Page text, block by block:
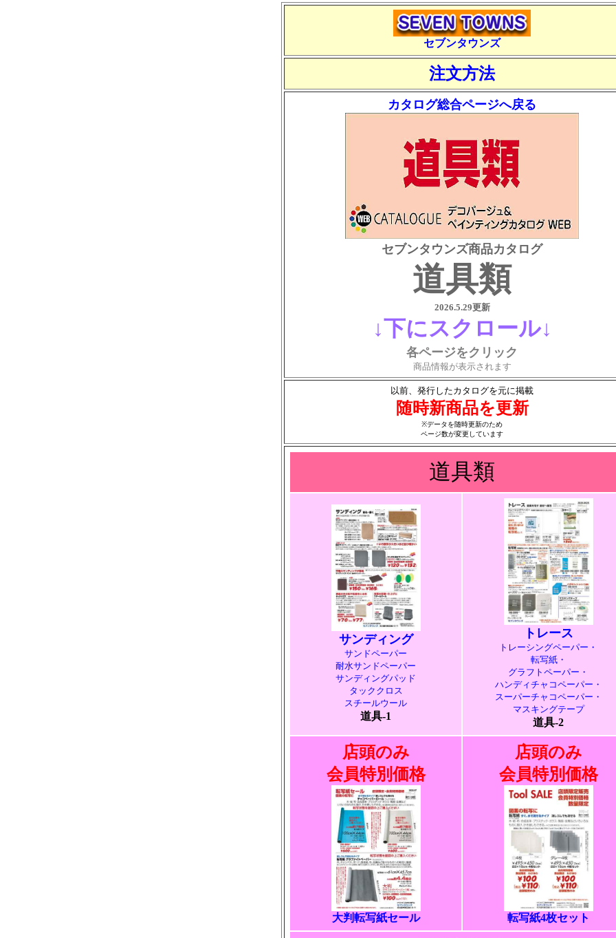
セブンタウンズ
注文方法
カタログ総合ページへ戻る
セブンタウンズ商品カタログ
道具類
2026.5.29更新
↓下にスクロール↓
各ページをクリック
商品情報が表示されます
以前、発行したカタログを元に掲載
随時新商品を更新
※データを随時更新のため
ページ数が変更しています
道具類
サンディング
サンドペーパー
耐水サンドペーパー
サンディングパッド
タッククロス
スチールウール
道具-1
トレース
トレーシングペーパー・
転写紙・
グラフトペーパー・
ハンディチャコペーパー・
スーパーチャコペーパー・
マスキングテープ
道具-2
店頭のみ
会員特別価格
大判転写紙セール
店頭のみ
会員特別価格
転写紙4枚セット